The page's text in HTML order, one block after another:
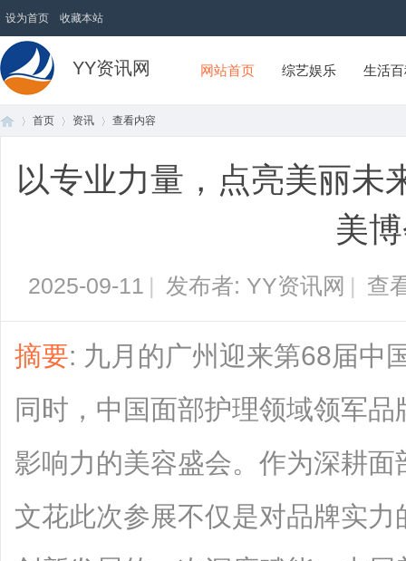
设为首页 收藏本站
YY资讯网 网站首页 综艺娱乐 生活
首页 资讯 查看内容
以专业力量，点亮美丽未
美
2025-09-11 | 发布者: YY资讯网 | 查
摘要: 九月的广州迎来第68届中
同时，中国面部护理领域领军
影响力的美容盛会。作为深耕
文花此次参展不仅是对品牌实